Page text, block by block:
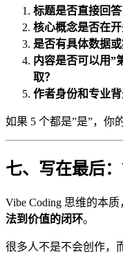
标题是否直接回答
核心概念是否在开
是否有具体数据或
内容是否可以用”
取？
作者身份和专业背
如果 5 个都是”是”，你
七、写在最后
Vibe Coding 思维的本质
法到价值的闭环。
很多人不是不会创作，